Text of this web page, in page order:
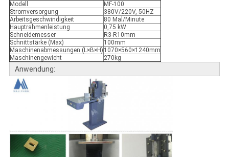
Modell
MF-100
Stromversorgung
380V/220V, 50HZ
Arbeitsgeschwindigkeit
80 Mal/Minute
Hauptrahmenleistung
0,75 kW
Schneidemesser
R3-R10mm
Schnittstärke (Max)
100mm
Maschinenabmessungen (L×B×H) 1070×560×1240mm
Maschinengewicht
270kg
Anwendung: